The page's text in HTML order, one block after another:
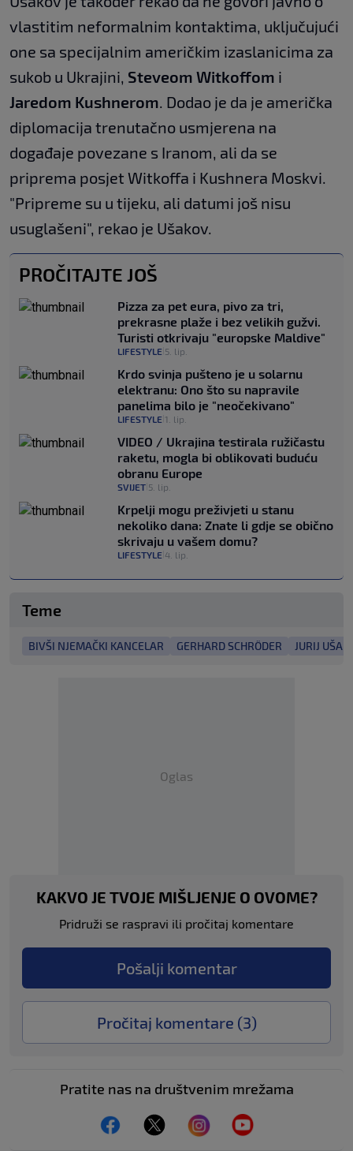
vlastitim neformalnim kontaktima, uključujući
one sa specijalnim američkim izaslanicima za
sukob u Ukrajini, Steveom Witkoffom i
Jaredom Kushnerom. Dodao je da je američka
diplomacija trenutačno usmjerena na
događaje povezane s Iranom, ali da se
priprema posjet Witkoffa i Kushnera Moskvi.
"Pripreme su u tijeku, ali datumi još nisu
usuglašeni", rekao je Ušakov.
PROČITAJTE JOŠ
Pizza za pet eura, pivo za tri,
prekrasne plaže i bez velikih gužvi.
Turisti otkrivaju "europske Maldive"
LIFESTYLE 5. lip.
Krdo svinja pušteno je u solarnu
elektranu: Ono što su napravile
panelima bilo je "neočekivano"
LIFESTYLE 1. lip.
VIDEO / Ukrajina testirala ružičastu
raketu, mogla bi oblikovati buduću
obranu Europe
SVIJET 5. lip.
Krpelji mogu preživjeti u stanu
nekoliko dana: Znate li gdje se obično
skrivaju u vašem domu?
LIFESTYLE 4. lip.
Teme
BIVŠI NJEMAČKI KANCELAR GERHARD SCHRÖDER JURIJ
Oglas
KAKVO JE TVOJE MIŠLJENJE O OVOME?
Pridruži se raspravi ili pročitaj komentare
Pošalji komentar
Pročitaj komentare (3)
Pratite nas na društvenim mrežama